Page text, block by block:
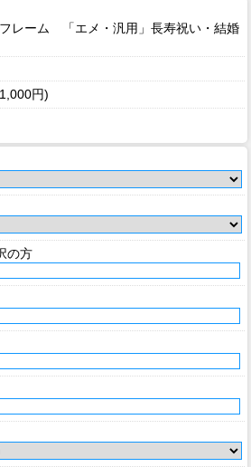
レーム 「エメ・汎用」長寿祝い・結婚
円)
の方